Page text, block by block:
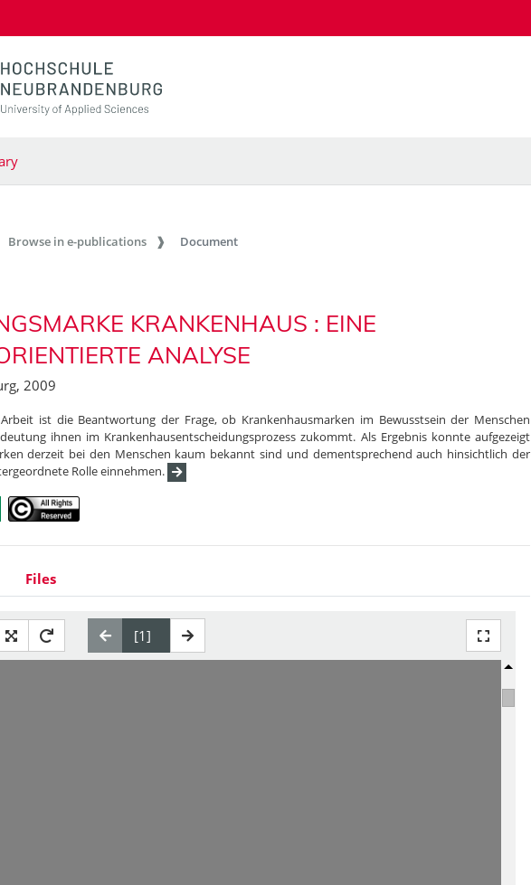
Browse in e-publications Document
KRANKENHAUS : EINE
ANALYSE
2009
ist die Beantwortung der Frage, ob Krankenhausmarken im Bewusstsein der Menschen
ihnen im Krankenhausentscheidungsprozess zukommt. Als Ergebnis konnte aufgezeigt
derzeit bei den Menschen kaum bekannt sind und dementsprechend auch hinsichtlich der
Rolle einnehmen.
Files